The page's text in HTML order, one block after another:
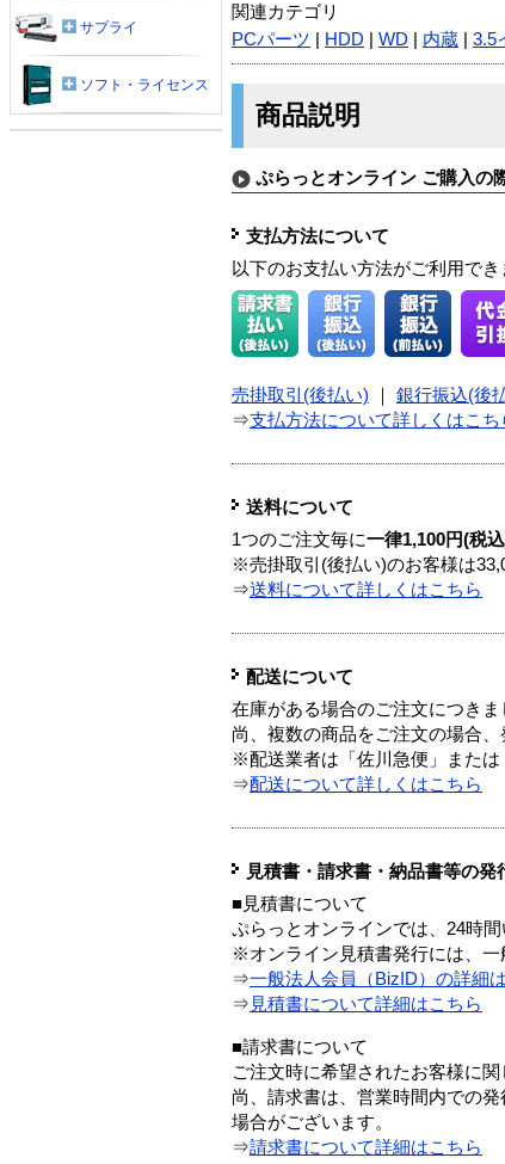
関連カテゴリ
PCパーツ
HDD WD 内蔵 3.5
商品説明
ぷらっとオンライン ご購入の
支払方法について
以下のお支払い方法がご利用でき
売掛取引(後払い) 銀行振込(後
⇒支払方法について詳しくはこち
送料について
1つのご注文毎に一律1,100円(税
※売掛取引(後払い)のお客様は
⇒送料について詳しくはこちら
配送について
在庫がある場合のご注文につき
尚、複数の商品をご注文の場合
※配送業者は「佐川急便」また
⇒配送について詳しくはこちら
見積書・請求書・納品書等の発
■見積書について
ぷらっとオンラインでは、24時
※オンライン見積書発行には、一
⇒一般法人会員（BizID）の詳細
⇒ 見積書について詳細はこちら
■請求書について
ご注文時に希望されたお客様に
尚、請求書は、営業時間内での
場合がございます。
⇒請求書について詳細はこちら
サプライ
ソフト・ライセンス